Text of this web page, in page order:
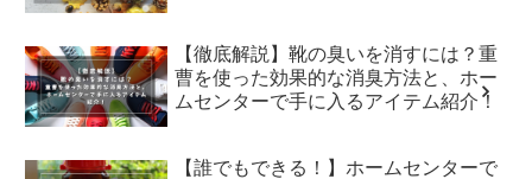
【徹底解説】靴の臭いを消すには？重
曹を使った効果的な消臭方法と、ホー
ムセンターで手に入るアイテム紹介！
【誰でもできる！】ホームセンターで